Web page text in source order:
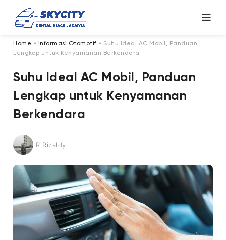
Home » Informasi Otomotif » Suhu Ideal AC Mobil, Panduan
Lengkap untuk Kenyamanan Berkendara
Suhu Ideal AC Mobil, Panduan
Lengkap untuk Kenyamanan
Berkendara
R Rizaldy